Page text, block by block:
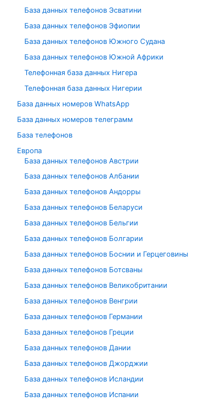
База данных телефонов Эсватини
База данных телефонов Эфиопии
База данных телефонов Южного Судана
База данных телефонов Южной Африки
Телефонная база данных Нигера
Телефонная база данных Нигерии
База данных номеров WhatsApp
База данных номеров телеграмм
База телефонов
Европа
База данных телефонов Австрии
База данных телефонов Албании
База данных телефонов Андорры
База данных телефонов Беларуси
База данных телефонов Бельгии
База данных телефонов Болгарии
База данных телефонов Боснии и Герцеговины
База данных телефонов Ботсваны
База данных телефонов Великобритании
База данных телефонов Венгрии
База данных телефонов Германии
База данных телефонов Греции
База данных телефонов Дании
База данных телефонов Джорджии
База данных телефонов Исландии
База данных телефонов Испании